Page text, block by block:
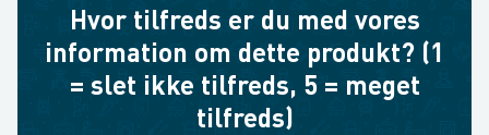
Hvor tilfreds er du med vores
information om dette produkt? (1
= slet ikke tilfreds, 5 = meget
tilfreds)